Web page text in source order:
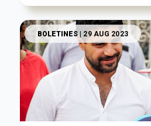
BOLETINES| 29 AUG 2023